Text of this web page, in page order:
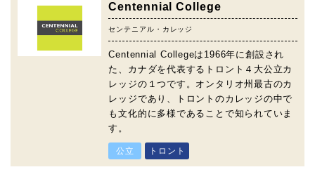
Centennial College
センテニアル・カレッジ
Centennial Collegeは1966年に創設され
た、カナダを代表するトロント４大公立カ
レッジの１つです。オンタリオ州最古のカ
レッジであり、トロントのカレッジの中で
も文化的に多様であることで知られていま
す。
公立 トロント